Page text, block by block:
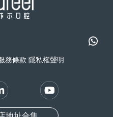
務條款 隱私權聲明